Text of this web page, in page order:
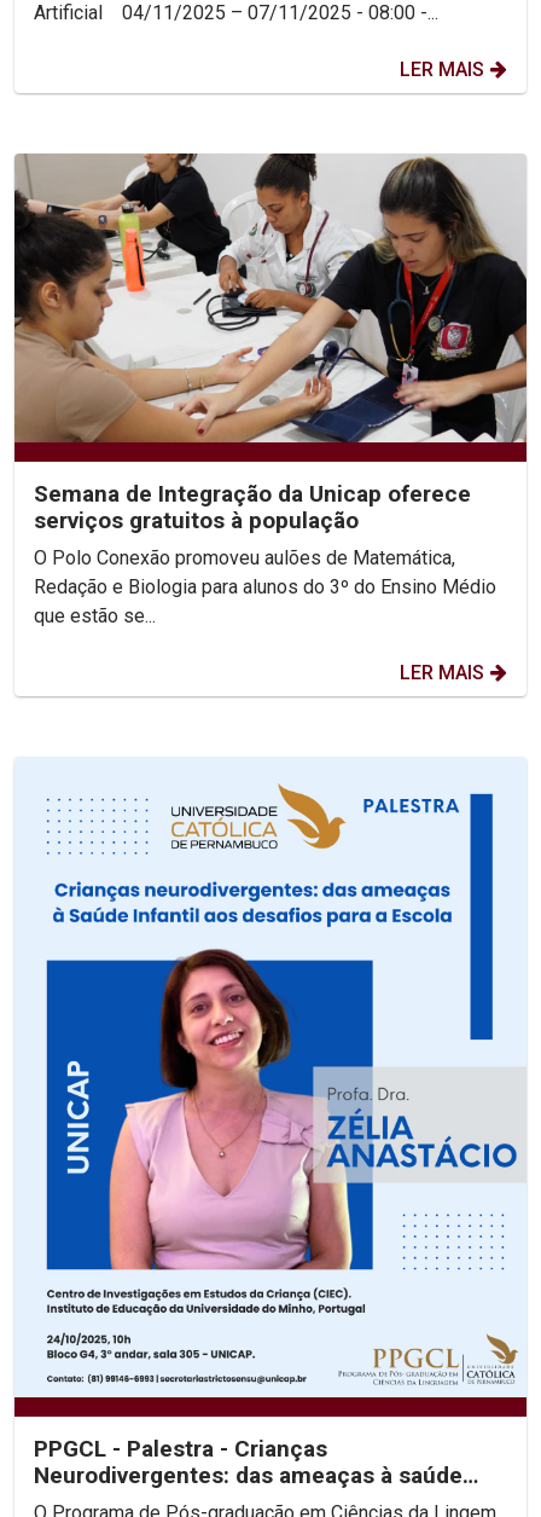
Artificial 04/11/2025 – 07/11/2025 - 08:00 -...
LER MAIS
Semana de Integração da Unicap oferece
serviços gratuitos à população
O Polo Conexão promoveu aulões de Matemática,
Redação e Biologia para alunos do 3º do Ensino Médio
que estão se...
LER MAIS
PPGCL - Palestra - Crianças
Neurodivergentes: das ameaças à saúde
infantil aos desafios para escola
O Programa de Pós-graduação em Ciências da Lingem